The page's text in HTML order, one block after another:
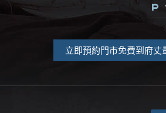
立即預約門市免費到府丈